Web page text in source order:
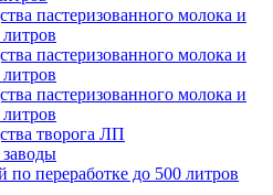
пастеризованного молока и
пастеризованного молока и
пастеризованного молока и
творога ЛП
по переработке до 500 литров